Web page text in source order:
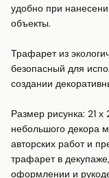
удобно при
объекты.
Трафарет из
безопасный для
создании
Размер рисунка: 21
небольшого декора
авторских работ и
трафарет в
оформлении и